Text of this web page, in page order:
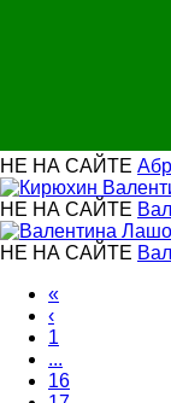
НЕ НА САЙТЕ
НЕ НА САЙТЕ
НЕ НА САЙТЕ
«
‹
1
...
16